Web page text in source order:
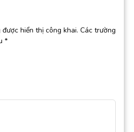
hiển thị công khai. Các trường
*